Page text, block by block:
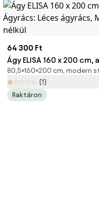
64 300 Ft
Ágy ELISA 160 x 200
Ágyrács: Léces ágyrács,
Matrac nélkül
80,5×160×200 cm, modern
(1)
Raktáron